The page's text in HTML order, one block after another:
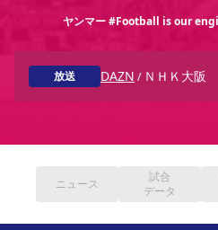
アウェイツアー
よくある質問
スポーツクラブ
スポーツクラブ
関連団体/施設
セレッソ大阪アカデミー 子供のサッ
ヤンマー #Football is our
放送 DAZN / ＮＨＫ大阪
ニュース
試合
データ